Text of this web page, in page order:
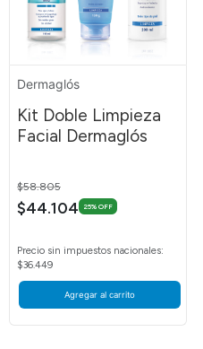
Dermaglós
Kit Doble Limpieza
Facial Dermaglós
Price reduced from
$58.805
$44.104 25% OFF
Precio sin impuestos nacionales:
$36.449
Agregar al carrito